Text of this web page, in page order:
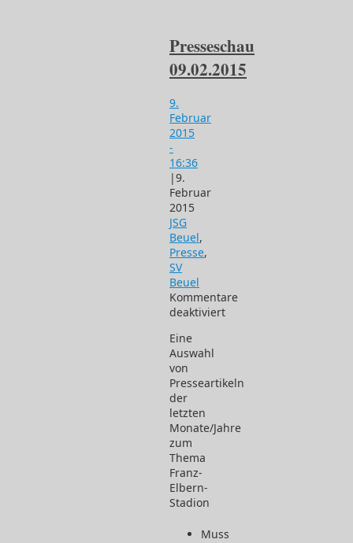
Presseschau
09.02.2015
9.
Februar
2015
-
16:36
|9.
Februar
2015
JSG
Beuel,
Presse,
SV
Beuel
Kommentare
deaktiviert
Presseschau
09.02.2015
Eine
Auswahl
von
Presseartikeln
der
letzten
Monate/Jahre
zum
Thema
Franz-
Elbern-
Stadion
Muss